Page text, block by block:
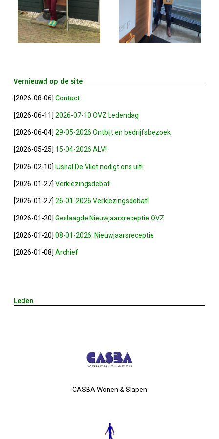
Privé Adressen
Kascontrole
Subsidie Van Economie071
UBO-Register (!!)
Eerste Meet & Greet Druk Bezocht
Nieuw Bestuur
ALV 2021
2026-07-10 OVZ Ledendag
20-11-2026 Dag Van De Ondernemer
Archief
15-04-2026 ALV!
Vernieuwd op de site
[2026-08-06] Contact
[2026-06-11] 2026-07-10 OVZ Ledendag
[2026-06-04] 29-05-2026 Ontbijt en bedrijfsbezoek
[2026-05-25] 15-04-2026 ALV!
[2026-02-10] IJshal De Vliet nodigt ons uit!
[2026-01-27] Verkiezingsdebat!
[2026-01-27] 26-01-2026 Verkiezingsdebat!
[2026-01-20] Geslaagde Nieuwjaarsreceptie OVZ
[2026-01-20] 08-01-2026: Nieuwjaarsreceptie
[2026-01-08] Archief
Leden
CASBA Wonen & Slapen